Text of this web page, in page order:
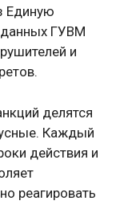
Единую
данных ГУВМ
и
делятся
Каждый
действия и
реагировать